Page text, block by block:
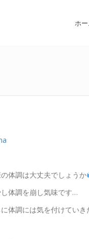
ホ
体調は大丈夫でしょうか
体調を崩し気味です…
体調には気を付けてい